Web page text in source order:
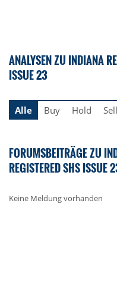
ANALYSEN ZU INDIANA
ISSUE 23
Alle
Buy Hold Sell
FORUMSBEITRÄGE ZU
REGISTERED SHS ISSUE
Keine Meldung vorhanden